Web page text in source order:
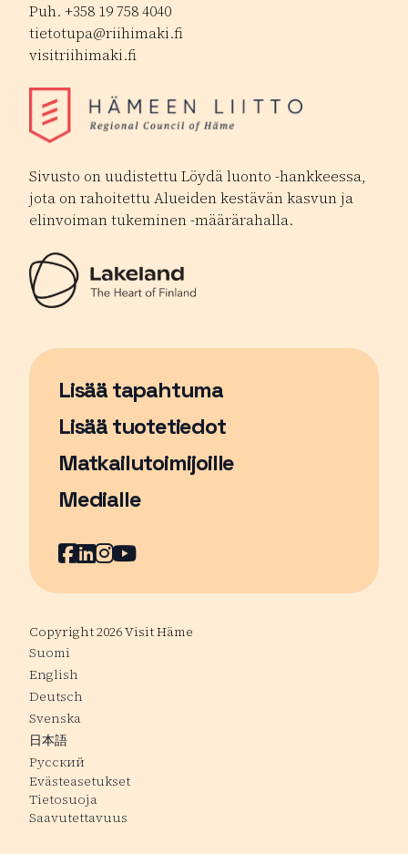
Puh. +358 19 758 4040
tietotupa@riihimaki.fi
visitriihimaki.fi
Sivusto on uudistettu Löydä luonto -hankkeessa,
jota on rahoitettu Alueiden kestävän kasvun ja
elinvoiman tukeminen -määrärahalla.
Lisää tapahtuma
Sivu avautuu uudessa ikkunassa
Lisää tuotetiedot
Matkailutoimijoille
Medialle
Facebook
Sivu avautuu uudessa ikkunassa
LinkedIn
Sivu avautuu uudessa ikkunassa
Instagram
Sivu avautuu uudessa
YouTube
Sivu avautuu uudessa
Copyright 2026 Visit Häme
Suomi
English
Deutsch
Svenska
日本語
Русский
Evästeasetukset
Tietosuoja
Saavutettavuus